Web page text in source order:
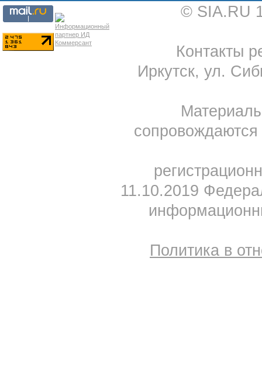
© SIA.RU
Контакты
Иркутск, ул.
11.10.2019
Политика в